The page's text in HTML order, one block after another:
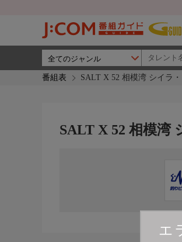
番組表 SALT X 52 相模湾 シイラ
エ
SALT X 52 相模湾